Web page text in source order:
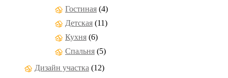
Гостиная (4)
Детская (11)
Кухня (6)
Спальня (5)
Дизайн участка (12)